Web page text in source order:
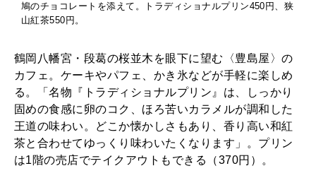
鳩のチョコレートを添えて。トラディショナルプリン450円、狭
山紅茶550円。
鶴岡八幡宮・段葛の桜並木を眼下に望む〈豊島屋〉の
カフェ。ケーキやパフェ、かき氷などが手軽に楽しめ
る。「名物『トラディショナルプリン』は、しっかり
固めの食感に卵のコク、ほろ苦いカラメルが調和した
王道の味わい。どこか懐かしさもあり、香り高い和紅
茶と合わせてゆっくり味わいたくなります」。プリン
は1階の売店でテイクアウトもできる（370円）。